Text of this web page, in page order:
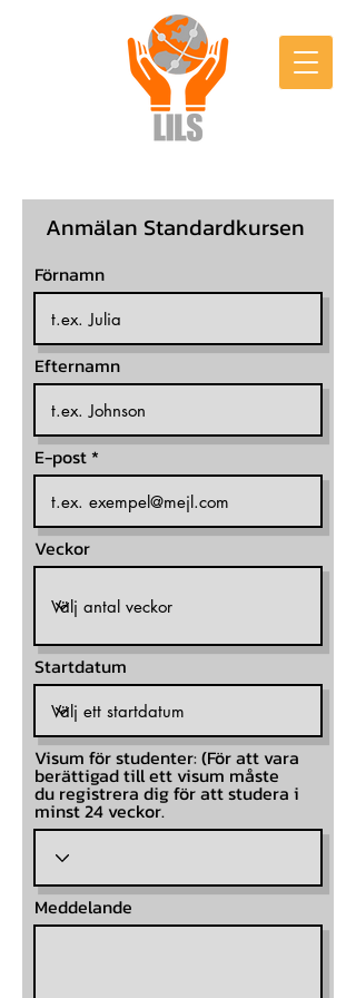
Anmälan Standardkursen
Förnamn
Efternamn
E-post
Veckor
Startdatum
Visum för studenter: (För att vara
berättigad till ett visum måste
du registrera dig för att studera i
minst 24 veckor.
Meddelande